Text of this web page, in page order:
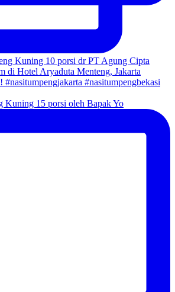
Kuning 15 porsi oleh Bapak Yo